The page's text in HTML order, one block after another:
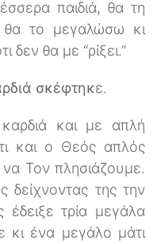
παιδιά, θα τη
θα το μεγαλώσω κι
δεν θα με “ρίξει.”
σκέφτηκε.
και με απλή
και ο Θεός απλός
να Τον πλησιάζουμε.
δείχνοντας της την
έδειξε τρία μεγάλα
κι ένα μεγάλο μάτι